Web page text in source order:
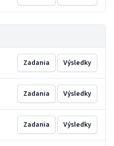
Zadania Výsledky
Zadania Výsledky
Zadania Výsledky